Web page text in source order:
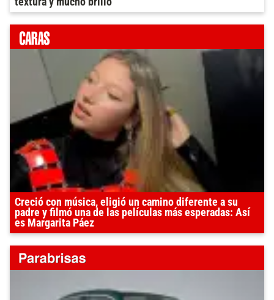
Creció con música, eligió un camino diferente a su
padre y filmó una de las películas más esperadas: Así
es Margarita Páez